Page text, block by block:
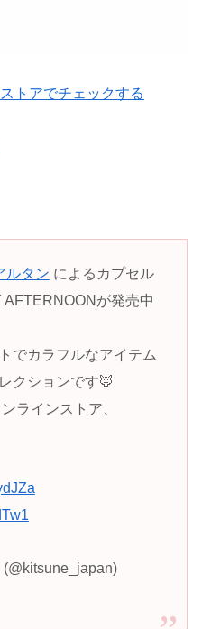
トアでチェックする
ルタン によるカプセル
AFTERNOONが発売中
でカラフルなアイテム
クションです🦊
ラインストア、